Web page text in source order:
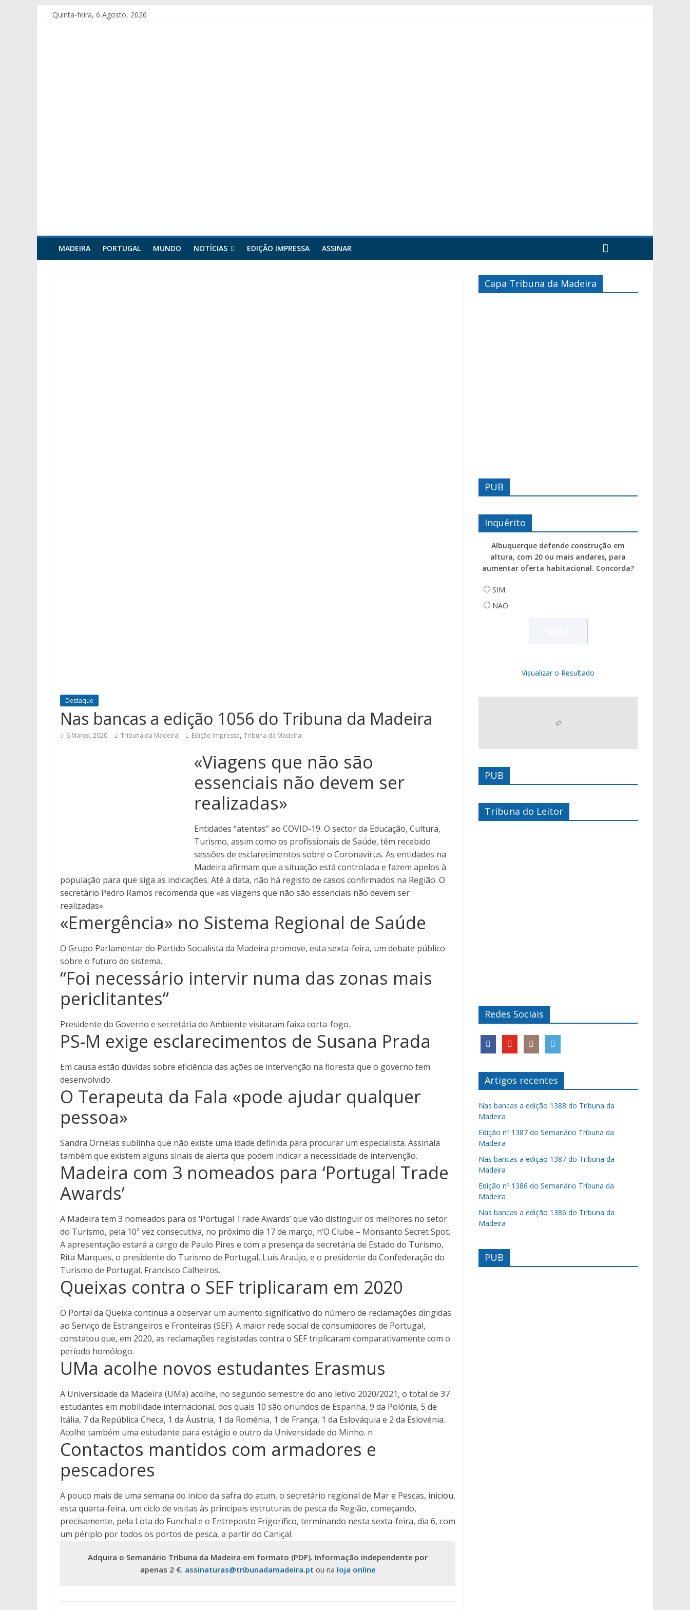
Quinta-feira, 6 Agosto, 2026
MADEIRA PORTUGAL MUNDO NOTÍCIAS EDIÇÃO IMPRESSA ASSINAR
Destaque
Nas bancas a edição 1056 do Tribuna da Madeira
6 Março, 2020 Tribuna da Madeira Edição Impressa, Tribuna da Madeira
«Viagens que não são
essenciais não devem ser
realizadas»
Entidades “atentas” ao COVID-19. O sector da Educação, Cultura,
Turismo, assim como os profissionais de Saúde, têm recebido
sessões de esclarecimentos sobre o Coronavírus. As entidades na
Madeira afirmam que a situação está controlada e fazem apelos à
população para que siga as indicações. Até à data, não há registo de casos confirmados na Região. O
secretário Pedro Ramos recomenda que «as viagens que não são essenciais não devem ser
realizadas».
«Emergência» no Sistema Regional de Saúde
O Grupo Parlamentar do Partido Socialista da Madeira promove, esta sexta-feira, um debate público
sobre o futuro do sistema.
“Foi necessário intervir numa das zonas mais
periclitantes”
Presidente do Governo e secretária do Ambiente visitaram faixa corta-fogo.
PS-M exige esclarecimentos de Susana Prada
Em causa estão dúvidas sobre eficiência das ações de intervenção na floresta que o governo tem
desenvolvido.
O Terapeuta da Fala «pode ajudar qualquer
pessoa»
Sandra Ornelas sublinha que não existe uma idade definida para procurar um especialista. Assinala
também que existem alguns sinais de alerta que podem indicar a necessidade de intervenção.
Madeira com 3 nomeados para ‘Portugal Trade
Awards’
A Madeira tem 3 nomeados para os ‘Portugal Trade Awards’ que vão distinguir os melhores no setor
do Turismo, pela 10ª vez consecutiva, no próximo dia 17 de março, n’O Clube – Monsanto Secret Spot.
A apresentação estará a cargo de Paulo Pires e com a presença da secretária de Estado do Turismo,
Rita Marques, o presidente do Turismo de Portugal, Luís Araújo, e o presidente da Confederação do
Turismo de Portugal, Francisco Calheiros.
Queixas contra o SEF triplicaram em 2020
O Portal da Queixa continua a observar um aumento significativo do número de reclamações dirigidas
ao Serviço de Estrangeiros e Fronteiras (SEF). A maior rede social de consumidores de Portugal,
constatou que, em 2020, as reclamações registadas contra o SEF triplicaram comparativamente com o
período homólogo.
UMa acolhe novos estudantes Erasmus
A Universidade da Madeira (UMa) acolhe, no segundo semestre do ano letivo 2020/2021, o total de 37
estudantes em mobilidade internacional, dos quais 10 são oriundos de Espanha, 9 da Polónia, 5 de
Itália, 7 da República Checa, 1 da Áustria, 1 da Roménia, 1 de França, 1 da Eslováquia e 2 da Eslovénia.
Acolhe também uma estudante para estágio e outro da Universidade do Minho. n
Contactos mantidos com armadores e
pescadores
A pouco mais de uma semana do início da safra do atum, o secretário regional de Mar e Pescas, iniciou,
esta quarta-feira, um ciclo de visitas às principais estruturas de pesca da Região, começando,
precisamente, pela Lota do Funchal e o Entreposto Frigorífico, terminando nesta sexta-feira, dia 6, com
um périplo por todos os portos de pesca, a partir do Caniçal.
Adquira o Semanário Tribuna da Madeira em formato (PDF). Informação independente por
apenas 2 €. assinaturas@tribunadamadeira.pt ou na loja online
Capa Tribuna da Madeira
PUB
Inquérito
Albuquerque defende construção em
altura, com 20 ou mais andares, para
aumentar oferta habitacional. Concorda?
SIM
NÃO
Visualizar o Resultado
PUB
Tribuna do Leitor
Redes Sociais
Artigos recentes
Nas bancas a edição 1388 do Tribuna da
Madeira
Edição nº 1387 do Semanário Tribuna da
Madeira
Nas bancas a edição 1387 do Tribuna da
Madeira
Edição nº 1386 do Semanário Tribuna da
Madeira
Nas bancas a edição 1386 do Tribuna da
Madeira
PUB